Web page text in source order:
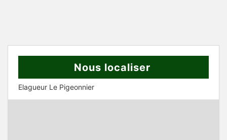
Nous localiser
Elagueur Le Pigeonnier